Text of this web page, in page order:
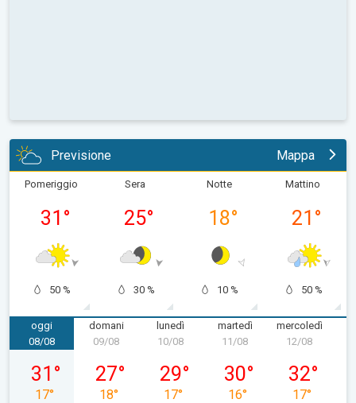
Previsione Mappa
Pomeriggio
31 °
50 %
Sera
25°
30 %
Notte
18°
10 %
Mattino
21 °
50 %
oggi
sabato 08/08
08/08
31 °
17°
domani
domenica 09/08
09/08
27°
18°
lunedì
lunedì 10/08
10/08
29°
17°
martedì
martedì 11/08
11/08
30°
16°
mercoledì
mercoledì
12/08
32°
17°